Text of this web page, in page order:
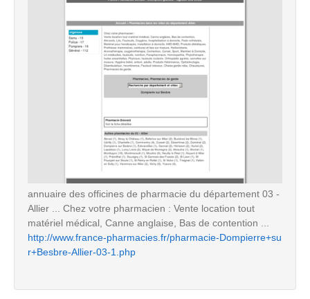
annuaire des officines de pharmacie du département 03 -
Allier ... Chez votre pharmacien : Vente location tout
matériel médical, Canne anglaise, Bas de contention ...
http://www.france-pharmacies.fr/pharmacie-Dompierre+su
r+Besbre-Allier-03-1.php